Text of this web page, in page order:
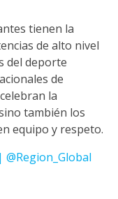
tienen la
de alto nivel
del deporte
de
la
también los
equipo y respeto.